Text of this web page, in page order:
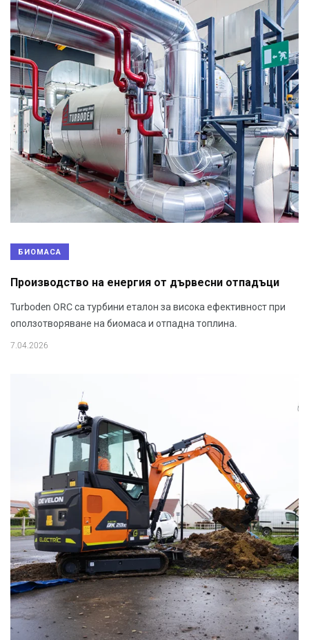
БИОМАСА
Производство на енергия от дървесни отпадъци
Turboden ORC са турбини еталон за висока ефективност при
оползотворяване на биомаса и отпадна топлина.
7.04.2026